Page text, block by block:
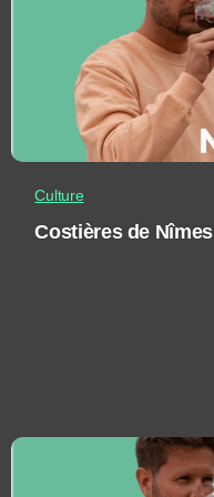
Culture
Costières de Nîmes